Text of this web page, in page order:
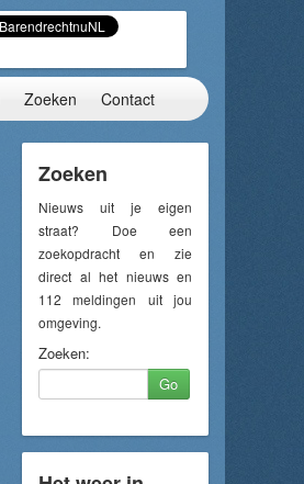
Zoeken Contact
Zoeken
Nieuws uit je eigen
straat? Doe een
zoekopdracht en zie
direct al het nieuws en
112 meldingen uit jou
omgeving.
Zoeken:
Go